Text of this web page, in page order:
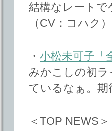
結構なレートで
（CV：コハク
・ 小松未可子「
みかこしの初
ているなぁ。
＜TOP NEWS＞